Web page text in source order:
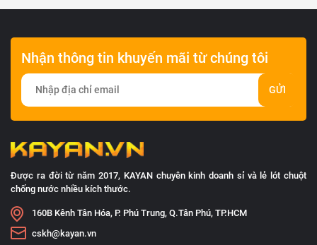
Nhận thông tin khuyến mãi từ chúng tôi
GỬI
Được ra đời từ năm 2017, KAYAN chuyên kinh doanh sỉ và lẻ lót chuột
chống nước nhiều kích thước.
160B Kênh Tân Hóa, P. Phú Trung, Q.Tân Phú, TP.HCM
cskh@kayan.vn